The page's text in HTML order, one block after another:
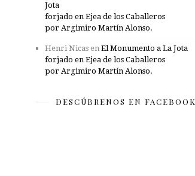
Jota
forjado en Ejea de los Caballeros
por Argimiro Martín Alonso.
Henri Nicas en El Monumento a La Jota
forjado en Ejea de los Caballeros
por Argimiro Martín Alonso.
DESCÚBRENOS EN FACEBOOK